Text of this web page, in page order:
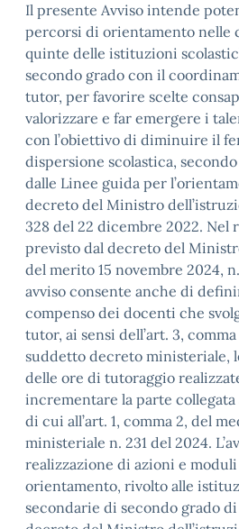
Il presente Avviso intende
percorsi di orientamento nelle
quinte delle istituzioni
secondo grado con il
tutor, per favorire scelte
valorizzare e far emergere i
con l’obiettivo di diminuire il
dispersione scolastica,
dalle Linee guida per
decreto del Ministro
328 del 22 dicembre 2022. Nel
previsto dal decreto del
del merito 15 novembre 2024,
avviso consente anche di
compenso dei docenti che
tutor, ai sensi dell’art. 3,
suddetto decreto ministeriale,
delle ore di tutoraggio
incrementare la parte
di cui all’art. 1, comma 2, del
ministeriale n. 231 del 2024.
realizzazione di azioni e
orientamento, rivolto alle
secondarie di secondo grado di